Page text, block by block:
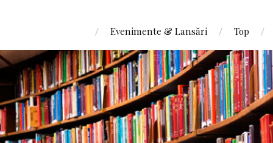
Evenimente & Lansări Top